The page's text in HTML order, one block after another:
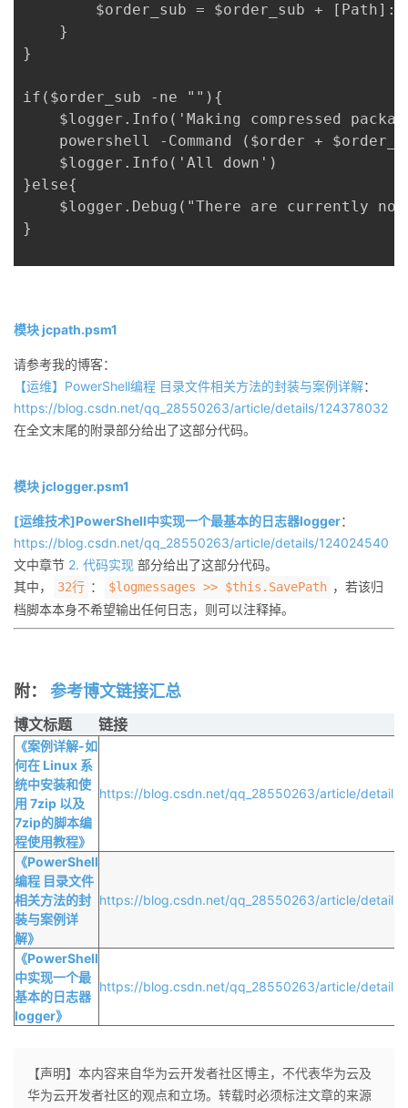
$order_sub = $order_sub +
    }
}
if($order_sub -ne ""){
$logger.Info('Making compressed
powershell -Command ($order +
    $logger.Info('All down')
}else{
$logger.Debug("There are currently no
}
模块 jcpath.psm1
请参考我的博客：
【运维】PowerShell编程 目录文件相关方法的封装与案例详解：
https://blog.csdn.net/qq_28550263/article/details/124378032
在全文末尾的附录部分给出了这部分代码。
模块 jclogger.psm1
[运维技术]PowerShell中实现一个最基本的日志器logger：
https://blog.csdn.net/qq_28550263/article/details/124024540
文中章节 2. 代码实现 部分给出了这部分代码。
其中，
32行 ： $logmessages >> $this.SavePath ，若该归
档脚本本身不希望输出任何日志，则可以注释掉。
附： 参考博文链接汇总
博文标题 链接
《案例详解-如
何在 Linux 系
统中安装和使
用 7zip 以及
7zip的脚本编
程使用教程》
https://blog.csdn.net/qq_28550263/article/details/
《PowerShell
编程 目录文件
相关方法的封
装与案例详
解》
https://blog.csdn.net/qq_28550263/article/details/
《PowerShell
中实现一个最
基本的日志器
logger》
https://blog.csdn.net/qq_28550263/article/
【声明】本内容来自华为云开发者社区博主，不代表华为云及
华为云开发者社区的观点和立场。转载时必须标注文章的来源